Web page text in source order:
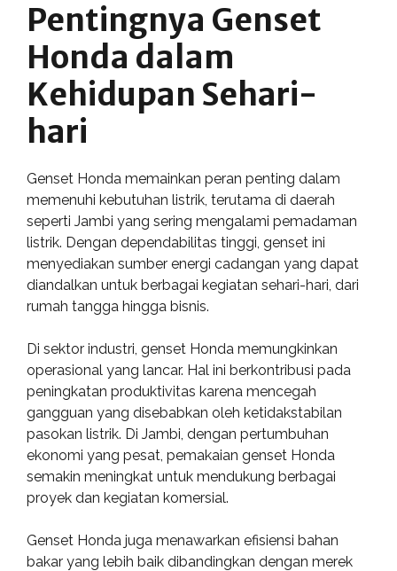
Pentingnya Genset
Honda dalam
Kehidupan Sehari-
hari
Genset Honda memainkan peran penting dalam
memenuhi kebutuhan listrik, terutama di daerah
seperti Jambi yang sering mengalami pemadaman
listrik. Dengan dependabilitas tinggi, genset ini
menyediakan sumber energi cadangan yang dapat
diandalkan untuk berbagai kegiatan sehari-hari, dari
rumah tangga hingga bisnis.
Di sektor industri, genset Honda memungkinkan
operasional yang lancar. Hal ini berkontribusi pada
peningkatan produktivitas karena mencegah
gangguan yang disebabkan oleh ketidakstabilan
pasokan listrik. Di Jambi, dengan pertumbuhan
ekonomi yang pesat, pemakaian genset Honda
semakin meningkat untuk mendukung berbagai
proyek dan kegiatan komersial.
Genset Honda juga menawarkan efisiensi bahan
bakar yang lebih baik dibandingkan dengan merek